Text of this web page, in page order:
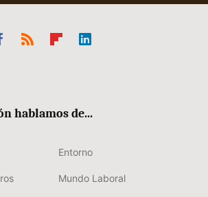
hablamos de...
Entorno
Mundo Laboral